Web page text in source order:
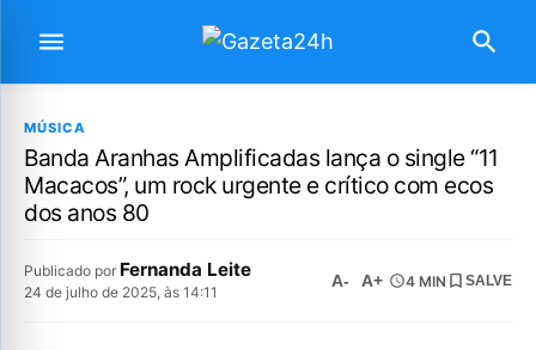
MÚSICA
Banda Aranhas Amplificadas lança o single “11
Macacos”, um rock urgente e crítico com ecos
dos anos 80
Publicado por Fernanda Leite
24 de julho de 2025, às 14:11
A- A+ 4 MIN SALVE